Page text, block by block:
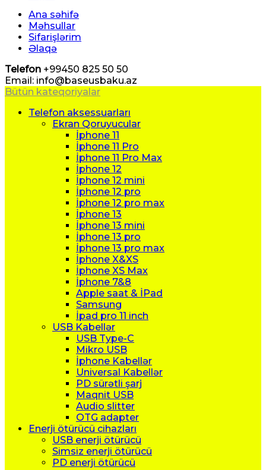
Ana səhifə
Məhsullar
Sifarişlərim
Əlaqə
Telefon +99450 825 50 50
Email: info@baseusbaku.az
Bütün kateqoriyalar
Telefon aksessuarları
Ekran Qoruyucular
İphone 11
İphone 11 Pro
İphone 11 Pro Max
İphone 12
İphone 12 mini
İphone 12 pro
İphone 12 pro max
İphone 13
İphone 13 mini
İphone 13 pro
İphone 13 pro max
İphone X&XS
İphone XS Max
İphone 7&8
Apple saat & İPad
Samsung
İpad pro 11 inch
USB Kabellər
USB Type-C
Mikro USB
İphone Kabellər
Universal Kabellər
PD sürətli şarj
Maqnit USB
Audio slitter
OTG adapter
Enerji ötürücü cihazları
USB enerji ötürücü
Simsiz enerji ötürücü
PD enerji ötürücü